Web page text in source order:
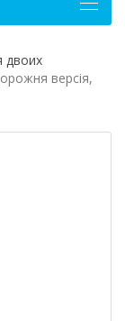
двоих
версія,